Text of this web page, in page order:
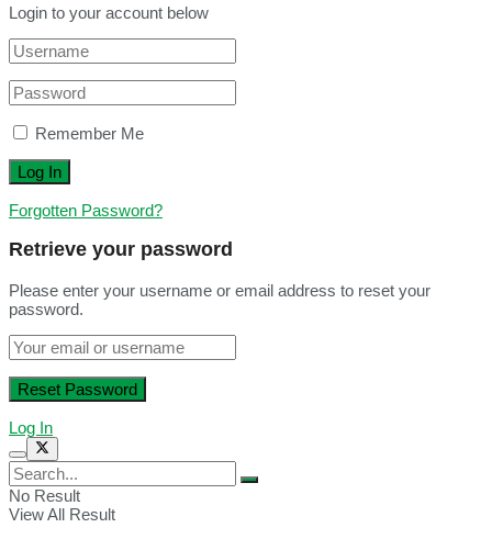
Login to your account below
Remember Me
Forgotten Password?
Retrieve your password
Please enter your username or email address to reset your
password.
Log In
No Result
View All Result